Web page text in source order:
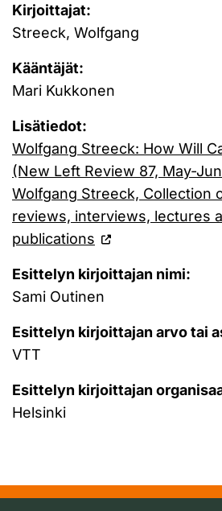
Kirjoittajat:
Streeck, Wolfgang
Kääntäjät:
Mari Kukkonen
Lisätiedot:
Wolfgang Streeck: How Will
(New Left Review 87, May-
Wolfgang Streeck, Collection
reviews, interviews, lectures
publications
Esittelyn kirjoittajan nimi:
Sami Outinen
Esittelyn kirjoittajan arvo tai
VTT
Esittelyn kirjoittajan
Helsinki